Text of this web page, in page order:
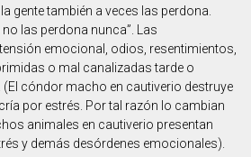
gente también a veces las perdona.
las perdona nunca”. Las
emocional, odios, resentimientos,
o mal canalizadas tarde o
cóndor macho en cautiverio destruye
por estrés. Por tal razón lo cambian
animales en cautiverio presentan
y demás desórdenes emocionales).